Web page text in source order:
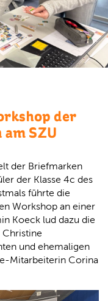
der
SZU
der Briefmarken
der Klasse 4c des
führte die
Workshop an einer
Koeck lud dazu die
Christine
und ehemaligen
Mitarbeiterin Corina